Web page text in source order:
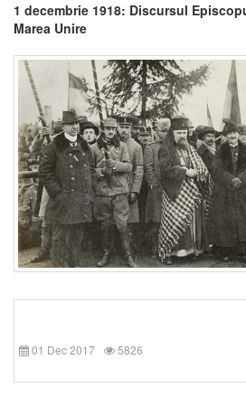
1 decembrie 1918: Discursul
Marea Unire
01 Dec 2017 5826